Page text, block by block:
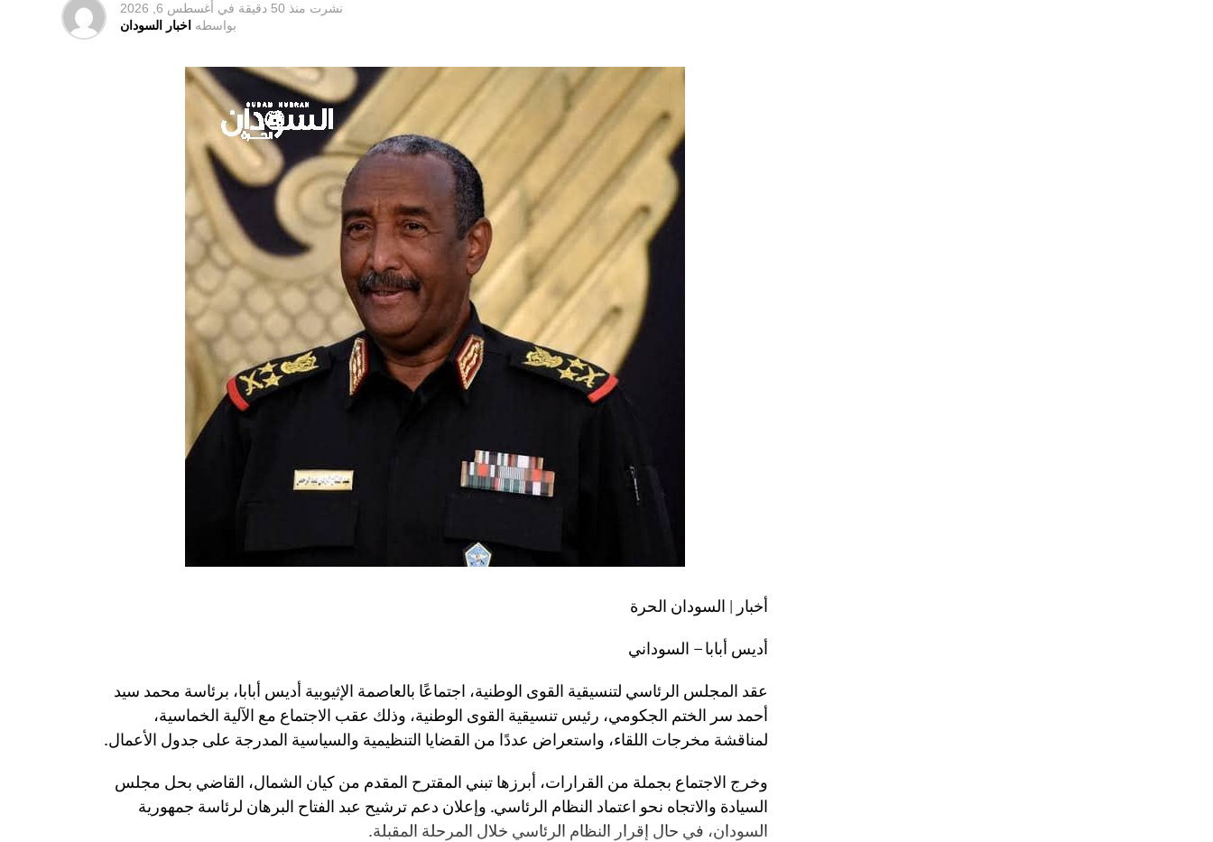
نشرت منذ 50 دقيقة في أغسطس 6, 2026
بواسطه اخبار السودان
أخبار | السودان الحرة
أديس أبابا – السوداني
عقد المجلس الرئاسي لتنسيقية القوى الوطنية، اجتماعًا بالعاصمة الإثيوبية أديس أبابا، برئاسة محمد سيد
أحمد سر الختم الجكومي، رئيس تنسيقية القوى الوطنية، وذلك عقب الاجتماع مع الآلية الخماسية،
لمناقشة مخرجات اللقاء، واستعراض عددًا من القضايا التنظيمية والسياسية المدرجة على جدول الأعمال.
وخرج الاجتماع بجملة من القرارات، أبرزها تبني المقترح المقدم من كيان الشمال، القاضي بحل مجلس
السيادة والاتجاه نحو اعتماد النظام الرئاسي. وإعلان دعم ترشيح عبد الفتاح البرهان لرئاسة جمهورية
السودان، في حال إقرار النظام الرئاسي خلال المرحلة المقبلة.